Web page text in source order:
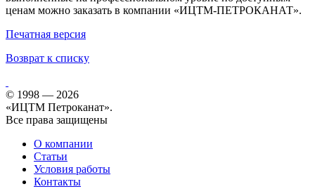
ценам можно заказать в компании «ИЦТМ-ПЕТРОКАНАТ».
Печатная версия
Возврат к списку
© 1998 — 2026
«ИЦТМ Петроканат».
Все права защищены
О компании
Статьи
Условия работы
Контакты